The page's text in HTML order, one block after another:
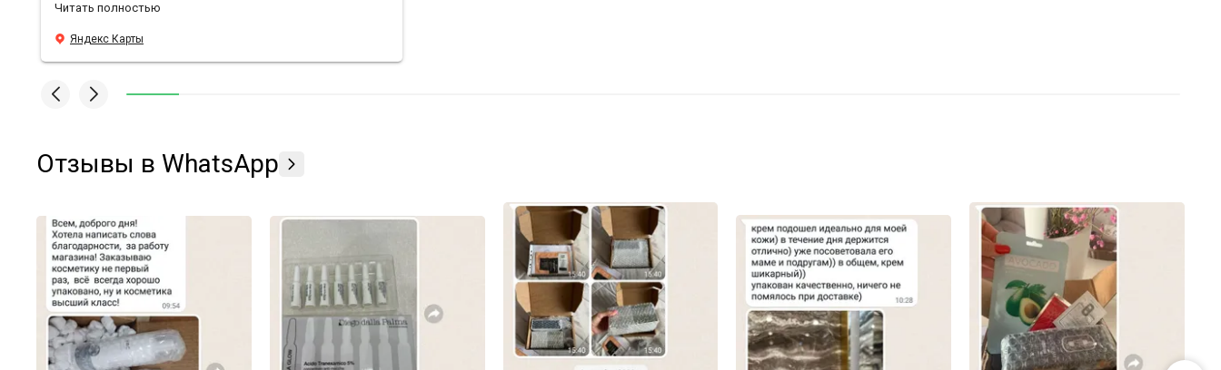
кладут с заказами подарочки❤️ Эффект от
антивозрастной уходовой косметики просто вау,
средства действительно борятся с морщинами, лицо
свежее и блестящее, даже в те моменты, когда
всем фронтам, всем подругам и знакомым
Читать полностью
Яндекс Карты
Отзывы в WhatsApp